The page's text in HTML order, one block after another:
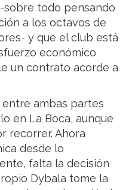
sobre todo pensando
a los octavos de
y que el club está
económico
un contrato acorde a
ambas partes
en La Boca, aunque
recorrer. Ahora
desde lo
falta la decisión
Dybala tome la